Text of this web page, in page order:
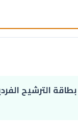
بطاقة الترشيح